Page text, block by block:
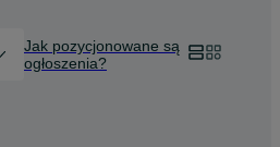
Jak pozycjonowane są
ogłoszenia?